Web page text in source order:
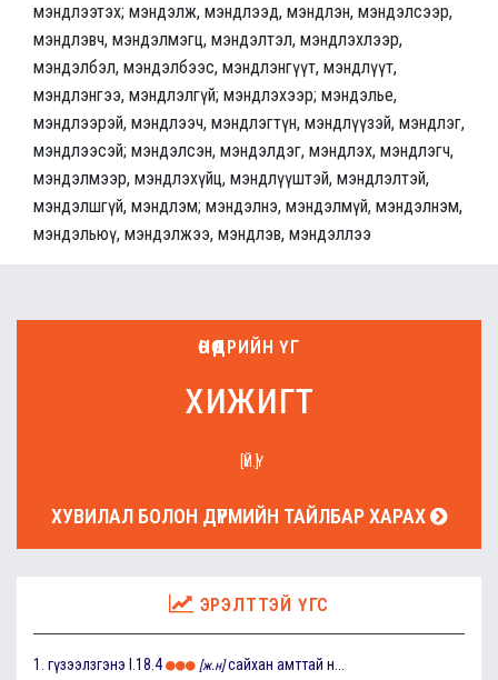
мэндлээтэх; мэндэлж, мэндлээд, мэндлэн, мэндэлсээр,
мэндлэвч, мэндэлмэгц, мэндэлтэл, мэндлэхлээр,
мэндэлбэл, мэндэлбээс, мэндлэнгүүт, мэндлүүт,
мэндлэнгээ, мэндлэлгүй; мэндлэхээр; мэндэлье,
мэндлээрэй, мэндлээч, мэндлэгтүн, мэндлүүзэй, мэндлэг,
мэндлээсэй; мэндэлсэн, мэндэлдэг, мэндлэх, мэндлэгч,
мэндэлмээр, мэндлэхүйц, мэндлүүштэй, мэндлэлтэй,
мэндэлшгүй, мэндлэм; мэндэлнэ, мэндэлмүй, мэндэлнэм,
мэндэльюү, мэндэлжээ, мэндлэв, мэндэллээ
ӨНӨӨДРИЙН ҮГ
хижигт
[ҮЙ.Ү]
ХУВИЛАЛ БОЛОН ДҮРМИЙН ТАЙЛБАР ХАРАХ
ЭРЭЛТТЭЙ ҮГС
1. гүзээлзгэнэ I.18.4 [ж.н] сайхан амттай н...